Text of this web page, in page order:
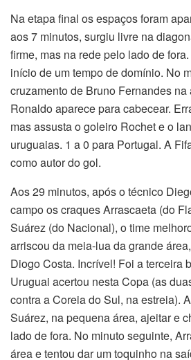
Na etapa final os espaços foram
aos 7 minutos, surgiu livre na
firme, mas na rede pelo lado de
início de um tempo de domínio. No
cruzamento de Bruno Fernandes
Ronaldo aparece para cabecear.
mas assusta o goleiro Rochet e o
uruguaias. 1 a 0 para Portugal. A
como autor do gol.
Aos 29 minutos, após o técnico
campo os craques Arrascaeta (do
Suárez (do Nacional), o time
arriscou da meia-lua da grande
Diogo Costa. Incrível! Foi a terceira
Uruguai acertou nesta Copa (as
contra a Coreia do Sul, na estreia).
Suárez, na pequena área, ajeitar e
lado de fora. No minuto seguinte,
área e tentou dar um toquinho na